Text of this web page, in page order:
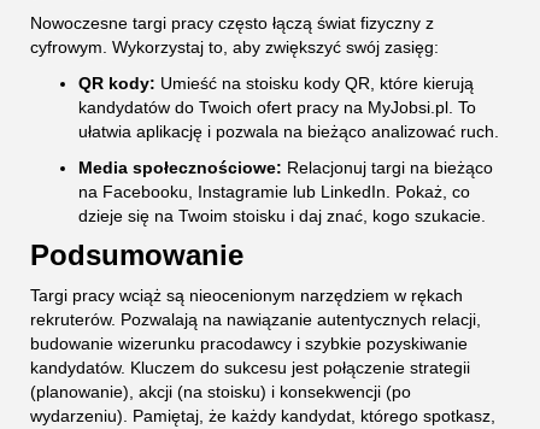
Nowoczesne targi pracy często łączą świat fizyczny z
cyfrowym. Wykorzystaj to, aby zwiększyć swój zasięg:
QR kody: Umieść na stoisku kody QR, które kierują
kandydatów do Twoich ofert pracy na MyJobsi.pl. To
ułatwia aplikację i pozwala na bieżąco analizować ruch.
Media społecznościowe: Relacjonuj targi na bieżąco
na Facebooku, Instagramie lub LinkedIn. Pokaż, co
dzieje się na Twoim stoisku i daj znać, kogo szukacie.
Podsumowanie
Targi pracy wciąż są nieocenionym narzędziem w rękach
rekruterów. Pozwalają na nawiązanie autentycznych relacji,
budowanie wizerunku pracodawcy i szybkie pozyskiwanie
kandydatów. Kluczem do sukcesu jest połączenie strategii
(planowanie), akcji (na stoisku) i konsekwencji (po
wydarzeniu). Pamiętaj, że każdy kandydat, którego spotkasz,